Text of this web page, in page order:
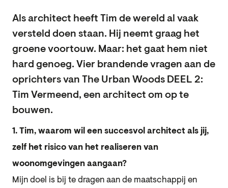
Als architect heeft Tim de wereld al vaak
versteld doen staan. Hij neemt graag het
groene voortouw. Maar: het gaat hem niet
hard genoeg. Vier brandende vragen aan de
oprichters van The Urban Woods DEEL 2:
Tim Vermeend, een architect om op te
bouwen.
1. Tim, waarom wil een succesvol architect als jij,
zelf het risico van het realiseren van
woonomgevingen aangaan?
Mijn doel is bij te dragen aan de maatschappij en